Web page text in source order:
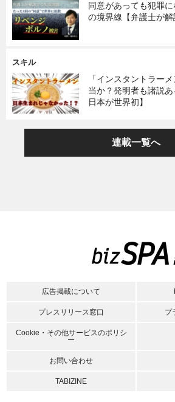
同意があっても犯罪
の境界線【弁護士が解
スキル
「インスタントラー
当か？発明者も諸説
日本が世界初】
連載一覧へ
広告掲載について
プレスリリース窓口 プ
Cookie・その他サービスのポリシ
ー
お問い合わせ
TABIZINE